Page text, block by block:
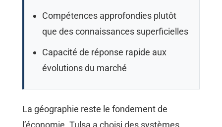
Compétences approfondies plutôt
que des connaissances superficielles
Capacité de réponse rapide aux
évolutions du marché
La géographie reste le fondement de
l’économie. Tulsa a choisi des systèmes